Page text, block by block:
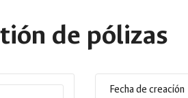
de pólizas
Fecha de creación